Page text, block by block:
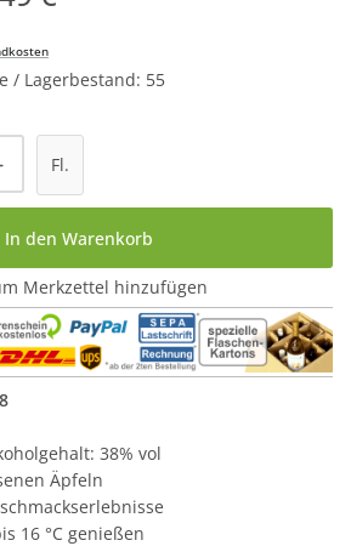
/ Lagerbestand: 55
Gib den gewünschten
Fl.
In den Warenkorb
Merkzettel hinzufügen
38% vol
Äpfeln
16 °C genießen